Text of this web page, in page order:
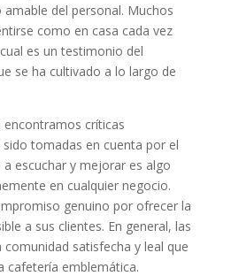
del personal. Muchos
como en casa cada vez
es un testimonio del
se ha cultivado a lo largo de
críticas
tomadas en cuenta por el
escuchar y mejorar es algo
en cualquier negocio.
genuino por ofrecer la
a sus clientes. En general, las
satisfecha y leal que
cafetería emblemática.